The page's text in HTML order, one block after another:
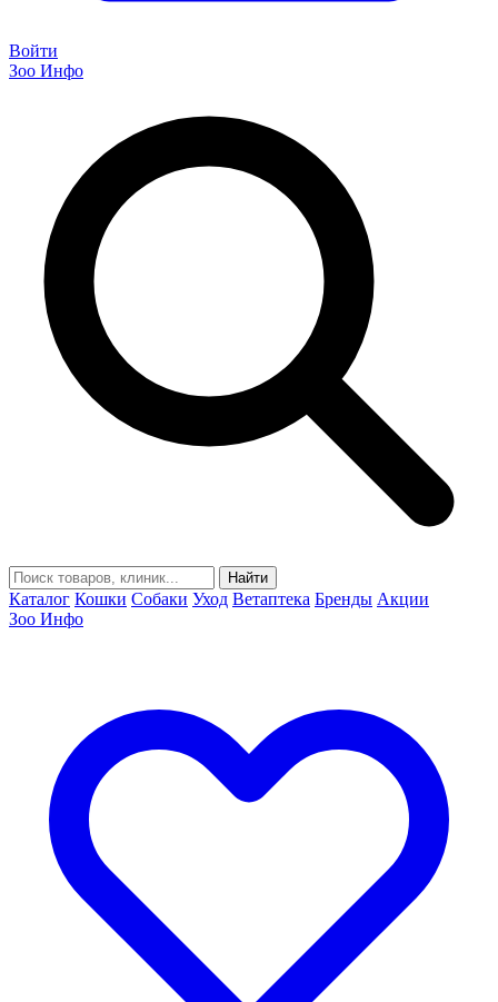
Войти
Зоо Инфо
Найти
Каталог Кошки Собаки Уход Ветаптека Бренды Акции
Зоо Инфо